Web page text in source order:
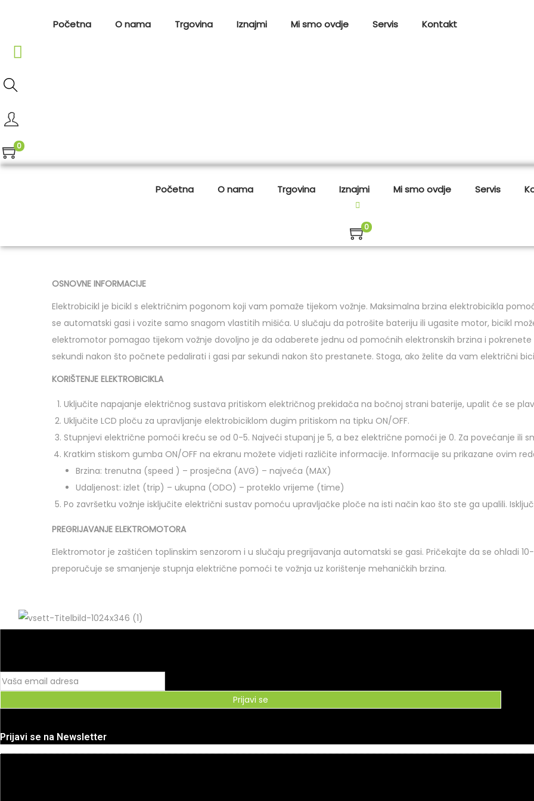
Početna O nama Trgovina Iznajmi Mi smo ovdje Servis Kontakt
0
Početna O nama Trgovina Iznajmi Mi smo ovdje Servis
0
OSNOVNE INFORMACIJE
Elektrobicikl je bicikl s električnim pogonom koji vam pomaže tijekom vožnje. Maksimalna brzina elektrobicikla
se automatski gasi i vozite samo snagom vlastitih mišića. U slučaju da potrošite bateriju ili ugasite motor, bicikl
elektromotor pomagao tijekom vožnje dovoljno je da odaberete jednu od pomoćnih elektronskih brzina i
sekundi nakon što počnete pedalirati i gasi par sekundi nakon što prestanete. Stoga, ako želite da vam električni
KORIŠTENJE ELEKTROBICIKLA
Uključite napajanje električnog sustava pritiskom električnog prekidača na bočnoj strani baterije, upalit će se
Uključite LCD ploču za upravljanje elektrobiciklom dugim pritiskom na tipku ON/OFF.
Stupnjevi električne pomoći kreću se od 0-5. Najveći stupanj je 5, a bez električne pomoći je 0. Za povećanje
Kratkim stiskom gumba ON/OFF na ekranu možete vidjeti različite informacije. Informacije su prikazane ovim
Brzina: trenutna (speed ) – prosječna (AVG) – najveća (MAX)
Udaljenost: izlet (trip) – ukupna (ODO) – proteklo vrijeme (time)
Po završetku vožnje isključite električni sustav pomoću upravljačke ploče na isti način kao što ste ga upalili.
PREGRIJAVANJE ELEKTROMOTORA
Elektromotor je zaštićen toplinskim senzorom i u slučaju pregrijavanja automatski se gasi. Pričekajte da se ohladi
preporučuje se smanjenje stupnja električne pomoći te vožnja uz korištenje mehaničkih brzina.
Prijavi se
Prijavi se na Newsletter